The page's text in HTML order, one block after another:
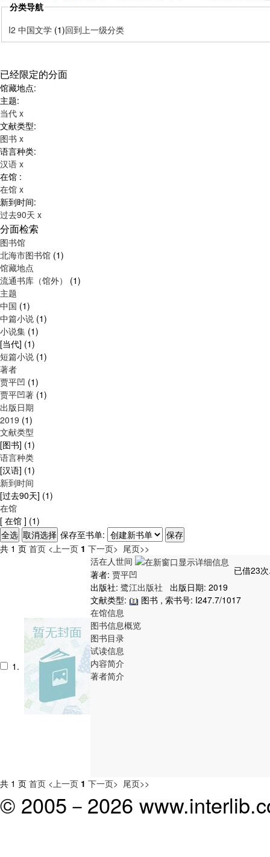
分类导航
I2 中国文学 (1)回到上一级分类
已经限定的分面
馆藏地点:
主题:
当代 x
文献类型:
图书 x
语言种类:
汉语 x
在馆 :
在馆 x
新到时间:
过去90天 x
分面检索
图书馆
北海市图书馆 (1)
馆藏地点
流通书库（馆外） (1)
主题
中国 (1)
中篇小说 (1)
小说集 (1)
[当代] (1)
短篇小说 (1)
著者
贾平凹 (1)
贾平凹著 (1)
出版日期
2019 (1)
文献类型
[图书] (1)
语言种类
[汉语] (1)
新到时间
[过去90天] (1)
在馆
[ 在馆 ] (1)
保存至书单:
共 1 页 首页 <上一页 1 下一页> 尾页>>
1.
活在人世间
已借23
著者: 贾平凹
出版社: 鹭江出版社
出版日期: 2019
文献类型:
图书 , 索书号: I247.7/1017
在馆信息
图书信息概览
图书目录
试读信息
内容简介
著者简介
共 1 页 首页 <上一页 1 下一页> 尾页>>
© 2005－ 2026